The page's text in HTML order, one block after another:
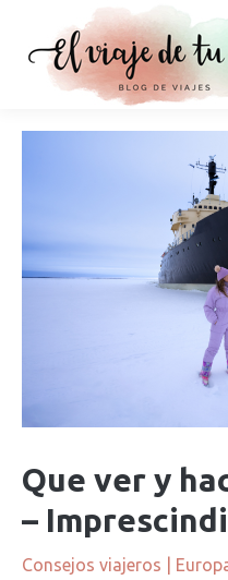
Que ver y
–
Consejos viajeros